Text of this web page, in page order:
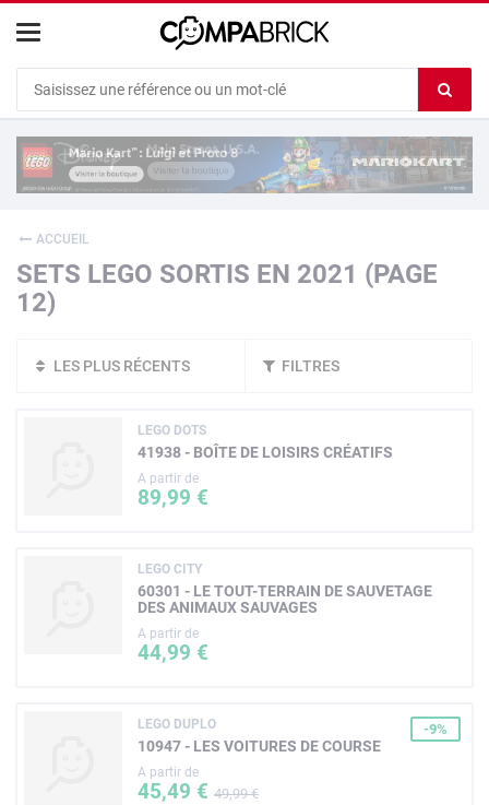
le
ACCUEIL
SETS LEGO SORTIS EN 2021 (PAGE
12)
LES PLUS RÉCENTS FILTRES
LEGO DOTS
41938 - BOÎTE DE LOISIRS CRÉATIFS
A partir de
89,99 €
LEGO CITY
60301 - LE TOUT-TERRAIN DE SAUVETAGE
DES ANIMAUX SAUVAGES
A partir de
44,99 €
LEGO DUPLO
10947 - LES VOITURES DE COURSE
A partir de
45,49 € 49,99 €
-9%
Cookies management panel